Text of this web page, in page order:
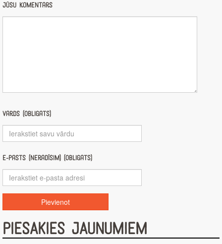
Jūsu komentārs
Vārds (obligāts)
E-pasts (nerādīsim) (obligāts)
PIESAKIES JAUNUMIEM